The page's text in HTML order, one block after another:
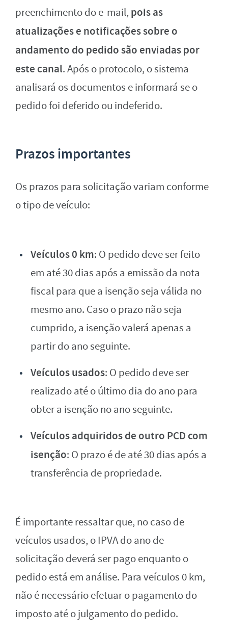
preenchimento do e-mail, pois as
atualizações e notificações sobre o
andamento do pedido são enviadas por
este canal. Após o protocolo, o sistema
analisará os documentos e informará se o
pedido foi deferido ou indeferido.
Prazos importantes
Os prazos para solicitação variam conforme
o tipo de veículo:
Veículos 0 km: O pedido deve ser feito
em até 30 dias após a emissão da nota
fiscal para que a isenção seja válida no
mesmo ano. Caso o prazo não seja
cumprido, a isenção valerá apenas a
partir do ano seguinte.
Veículos usados: O pedido deve ser
realizado até o último dia do ano para
obter a isenção no ano seguinte.
Veículos adquiridos de outro PCD com
isenção: O prazo é de até 30 dias após a
transferência de propriedade.
É importante ressaltar que, no caso de
veículos usados, o IPVA do ano de
solicitação deverá ser pago enquanto o
pedido está em análise. Para veículos 0 km,
não é necessário efetuar o pagamento do
imposto até o julgamento do pedido.